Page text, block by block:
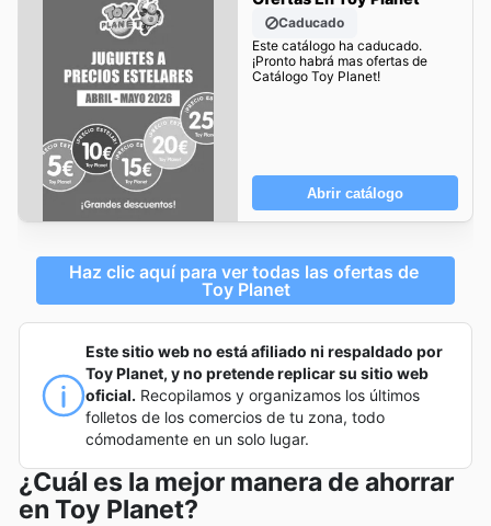
Caducado
Este catálogo ha caducado.
¡Pronto habrá mas ofertas de
Catálogo Toy Planet!
Abrir catálogo
Haz clic aquí para ver todas las ofertas de
Toy Planet
Este sitio web no está afiliado ni respaldado por
Toy Planet, y no pretende replicar su sitio web
oficial. Recopilamos y organizamos los últimos
folletos de los comercios de tu zona, todo
cómodamente en un solo lugar.
¿Cuál es la mejor manera de ahorrar
en Toy Planet?